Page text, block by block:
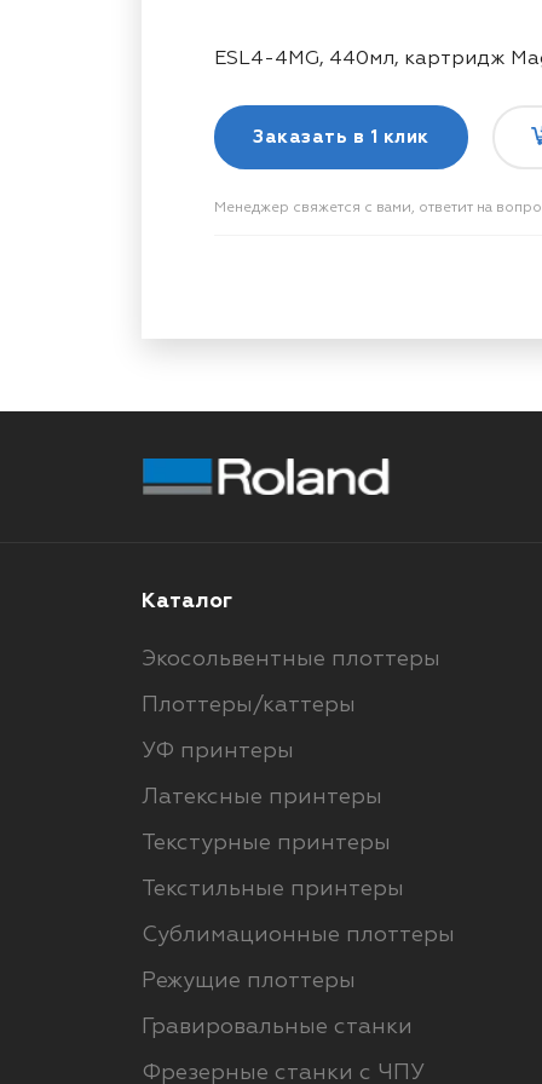
ESL4-4MG, 440мл, картридж
Заказать в 1 клик
Менеджер свяжется с вами, ответит на
Каталог
Экосольвентные плоттеры
Плоттеры/каттеры
УФ принтеры
Латексные принтеры
Текстурные принтеры
Текстильные принтеры
Сублимационные плоттеры
Режущие плоттеры
Гравировальные станки
Фрезерные станки с ЧПУ